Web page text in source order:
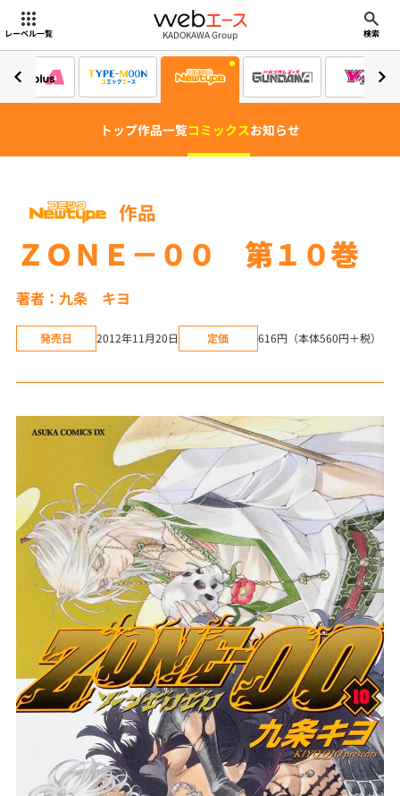
レーベル一覧 webエース
KADOKAWA Group 検索
トップ作品一覧コミックスお知らせ
作品
ＺＯＮＥ－００ 第１０巻
著者：九条 キヨ
発売日 2012年11月20日 定価 616円（本体560円＋税）